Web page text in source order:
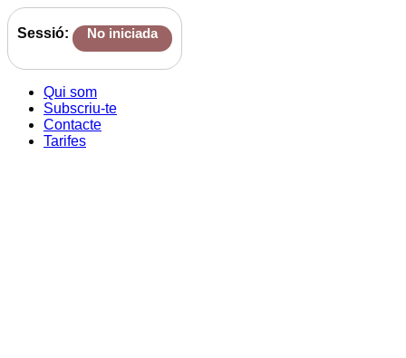
Sessió: No iniciada
Qui som
Subscriu-te
Contacte
Tarifes